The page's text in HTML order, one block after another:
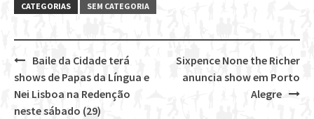
CATEGORIAS SEM CATEGORIA
Post
navigation
Sixpence None the Richer
anuncia show em Porto
Alegre
Baile da Cidade terá
shows de Papas da Língua e
Nei Lisboa na Redenção
neste sábado (29)